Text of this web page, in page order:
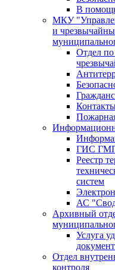
В
МКУ
и
Отдел
ГИС
Реестр
систем
АС
Архивный
Услуга
Отдел
контроля